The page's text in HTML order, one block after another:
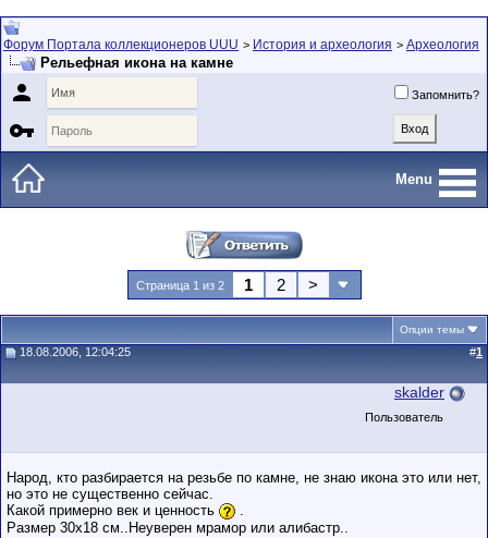
Форум Портала коллекционеров UUU > История и археология > Археология
Рельефная икона на камне
 Запомнить?

Menu
Страница 1 из 2 1 2 >
Опции темы
18.08.2006, 12:04:25 #1
skalder
Пользователь
Народ, кто разбирается на резьбе по камне, не знаю икона это или нет,
но это не существенно сейчас.
Какой примерно век и ценность
.
Размер 30х18 см..Неуверен мрамор или алибастр..